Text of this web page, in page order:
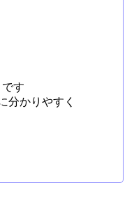
す
分かりやすく